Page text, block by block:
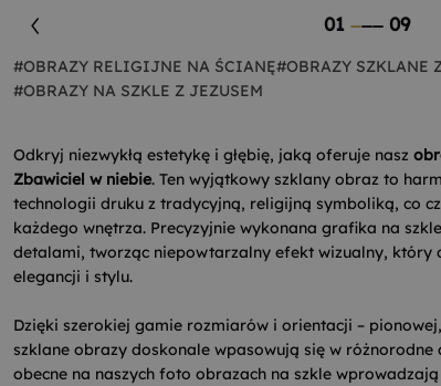
01 09
#OBRAZY RELIGIJNE NA ŚCIANĘ#OBRAZY SZKLANE
#OBRAZY NA SZKLE Z JEZUSEM
Odkryj niezwykłą estetykę i głębię, jaką oferuje nasz
Zbawiciel w niebie. Ten wyjątkowy szklany obraz to
technologii druku z tradycyjną, religijną symboliką, co
każdego wnętrza. Precyzyjnie wykonana grafika na
detalami, tworząc niepowtarzalny efekt wizualny, który
elegancji i stylu.
Dzięki szerokiej gamie rozmiarów i orientacji –
szklane obrazy doskonale wpasowują się w
obecne na naszych foto obrazach na szkle